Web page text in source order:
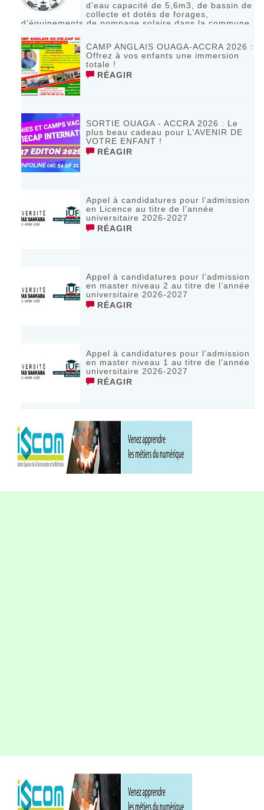
d’eau capacité de 5,6m3, de bassin de
collecte et dotés de forages,
d’équipements de pompage solaire dans la commune
RÉAGIR
CAMP ANGLAIS OUAGA-ACCRA 2026 :
Offrez à vos enfants une immersion
totale !
RÉAGIR
SORTIE OUAGA - ACCRA 2026 : Le
plus beau cadeau pour L’AVENIR DE
VOTRE ENFANT !
RÉAGIR
Appel à candidatures pour l’admission
en Licence au titre de l’année
universitaire 2026-2027
RÉAGIR
Appel à candidatures pour l’admission
en master niveau 2 au titre de l’année
universitaire 2026-2027
RÉAGIR
Appel à candidatures pour l’admission
en master niveau 1 au titre de l’année
universitaire 2026-2027
RÉAGIR